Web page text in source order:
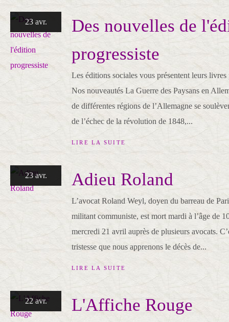
23 avr.
Des nouvelles de
progressiste
Les éditions sociales vous présentent leurs
Nos nouveautés La Guerre des Paysans en
de différentes régions de l’Allemagne se
de l’échec de la révolution de 1848,...
LIRE LA SUITE
23 avr. Adieu Roland
L’avocat Roland Weyl, doyen du barreau de
militant communiste, est mort mardi à l’âge de
mercredi 21 avril auprès de plusieurs avocats.
tristesse que nous apprenons le décès de...
LIRE LA SUITE
22 avr. L'Affiche Rouge